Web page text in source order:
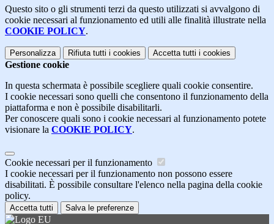
Questo sito o gli strumenti terzi da questo utilizzati si avvalgono di
cookie necessari al funzionamento ed utili alle finalità illustrate nella
COOKIE POLICY.
Personalizza Rifiuta tutti i cookies Accetta tutti i cookies
Gestione cookie
In questa schermata è possibile scegliere quali cookie consentire.
I cookie necessari sono quelli che consentono il funzionamento della
piattaforma e non è possibile disabilitarli.
Per conoscere quali sono i cookie necessari al funzionamento potete
visionare la COOKIE POLICY.
Cookie necessari per il funzionamento
I cookie necessari per il funzionamento non possono essere
disabilitati. È possibile consultare l'elenco nella pagina della cookie
policy.
Accetta tutti Salva le preferenze